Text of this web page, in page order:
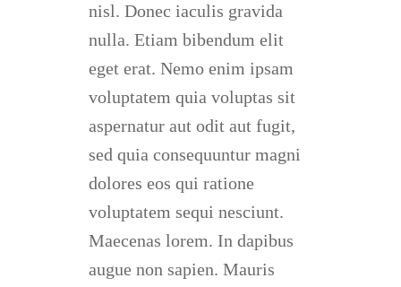
nisl. Donec iaculis gravida
nulla. Etiam bibendum elit
eget erat. Nemo enim ipsam
voluptatem quia voluptas sit
aspernatur aut odit aut fugit,
sed quia consequuntur magni
dolores eos qui ratione
voluptatem sequi nesciunt.
Maecenas lorem. In dapibus
augue non sapien. Mauris